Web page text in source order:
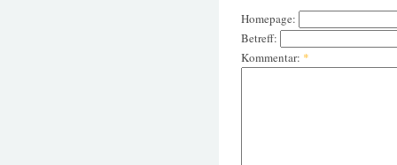
Homepage:
Betreff:
Kommentar: *